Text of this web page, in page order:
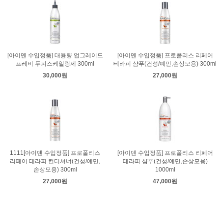
[아이덴 수입정품] 대용량 업그레이드
프레비 두피스케일링제 300ml
30,000원
[아이덴 수입정품] 프로폴리스 리페어
테라피 샴푸(건성/예민,손상모용) 300ml
27,000원
1111[아이덴 수입정품] 프로폴리스
리페어 테라피 컨디셔너(건성/예민,
손상모용) 300ml
27,000원
[아이덴 수입정품] 프로폴리스 리페어
테라피 샴푸(건성/예민,손상모용)
1000ml
47,000원